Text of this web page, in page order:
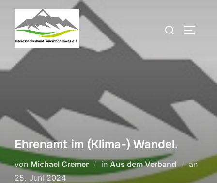
Zum
springen
Suchen
Ehrenamt im (Klima-) Wandel.
von Michael Cremer inAus dem Verband an
am
25. Juni 2024